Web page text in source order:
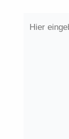
eingeben…